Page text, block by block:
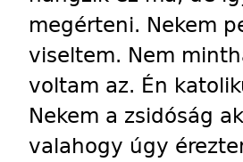
megérteni. Nekem
viseltem. Nem
voltam az. Én
Nekem a zsidóság
valahogy úgy